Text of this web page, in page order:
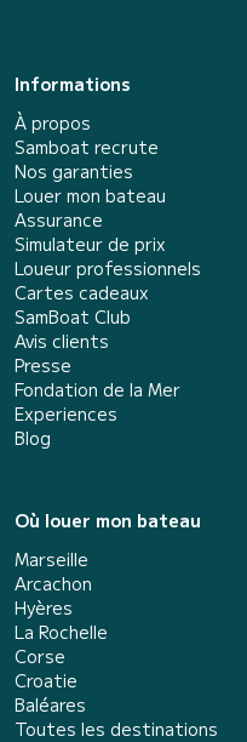
Informations
À propos
Samboat recrute
Nos garanties
Louer mon bateau
Assurance
Simulateur de prix
Loueur professionnels
Cartes cadeaux
SamBoat Club
Avis clients
Presse
Fondation de la Mer
Experiences
Blog
Où louer mon bateau
Marseille
Arcachon
Hyères
La Rochelle
Corse
Croatie
Baléares
Toutes les destinations